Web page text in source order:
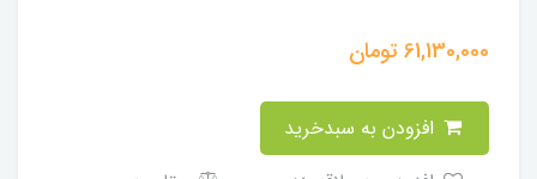
61,130,000تومان